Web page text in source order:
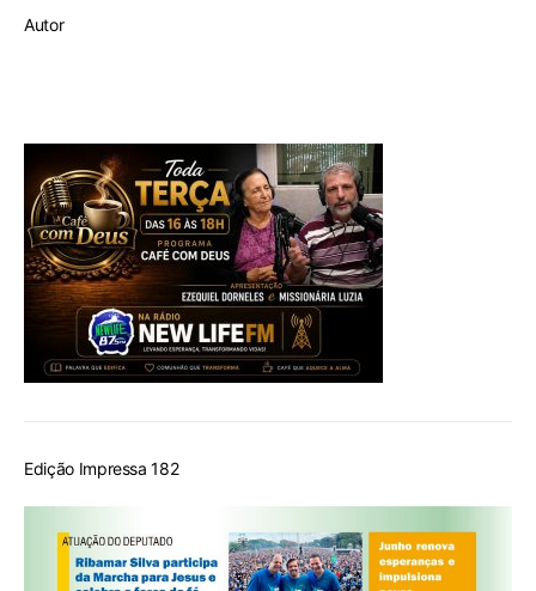
Autor
Edição Impressa 182